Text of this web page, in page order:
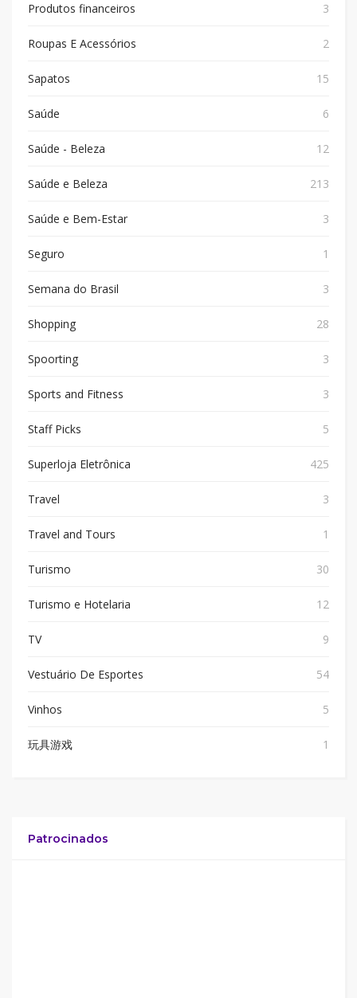
Produtos financeiros 3
Roupas E Acessórios 2
Sapatos 15
Saúde 6
Saúde - Beleza 12
Saúde e Beleza 213
Saúde e Bem-Estar 3
Seguro 1
Semana do Brasil 3
Shopping 28
Spoorting 3
Sports and Fitness 3
Staff Picks 5
Superloja Eletrônica 425
Travel 3
Travel and Tours 1
Turismo 30
Turismo e Hotelaria 12
TV 9
Vestuário De Esportes 54
Vinhos 5
玩具游戏 1
Patrocinados